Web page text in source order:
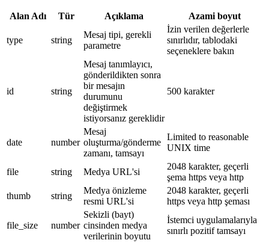
Alan Adı Tür Açıklama Azami boyut
type string
Mesaj tipi, gerekli
parametre
İzin verilen değerlerle
sınırlıdır, tablodaki
seçeneklere bakın
id string
Mesaj tanımlayıcı,
gönderildikten sonra
bir mesajın
durumunu
değiştirmek
istiyorsanız gereklidir
500 karakter
date number
Mesaj
oluşturma/gönderme
zamanı, tamsayı
Limited to reasonable
UNIX time
file string Medya URL'si
2048 karakter, geçerli
şema https veya http
thumb
string
Medya önizleme
resmi URL'si
2048 karakter, geçerli
https veya http şeması
file_size number
Sekizli (bayt)
cinsinden medya
verilerinin boyutu
İstemci uygulamalarıyla
sınırlı pozitif tamsayı